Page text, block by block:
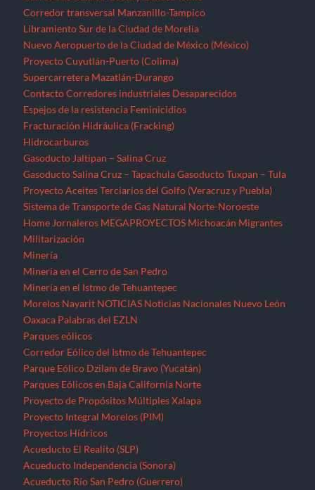
Corredor transversal Manzanillo-Tampico
Libramiento Sur de la Ciudad de Morelia
Nuevo Aeropuerto de la Ciudad de México (México)
Proyecto Cuyutlán-Puerto (Colima)
Supercarretera Mazatlán-Durango
Contacto Corredores industriales Desaparecidos
Espejos de la resistencia Feminicidios
Fracturación Hidráulica (Fracking)
Hidrocarburos
Gasoducto Jaltipan – Salina Cruz
Gasoducto Salina Cruz – Tapachula Gasoducto Tuxpan – Tula
Proyecto Aceites Terciarios del Golfo (Veracruz y Puebla)
Sistema de Transporte de Gas Natural Norte-Noroeste
Home Jornaleros MEGAPROYECTOS Michoacán Migrantes
Militarización
Minería
Minería en el Cerro de San Pedro
Minería en el Istmo de Tehuantepec
Morelos Nayarit NOTICIAS Noticias Nacionales Nuevo León
Oaxaca Palabras del EZLN
Parques eólicos
Corredor Eólico del Istmo de Tehuantepec
Parque Eólico Dzilam de Bravo (Yucatán)
Parques Eólicos en Baja California Norte
Proyecto de Propósitos Múltiples Xalapa
Proyecto Integral Morelos (PIM)
Proyectos Hídricos
Acueducto El Realito (SLP)
Acueducto Independencia (Sonora)
Acueducto Río San Pedro (Guerrero)